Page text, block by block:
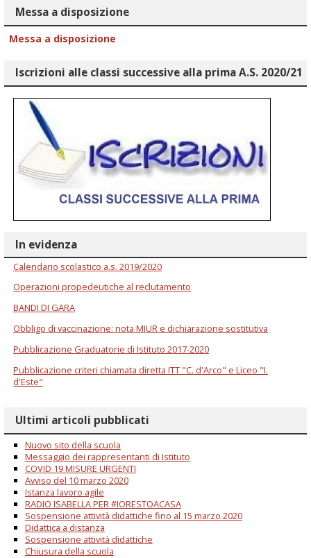
Messa a disposizione
Messa a disposizione
Iscrizioni alle classi successive alla prima A.S. 2020/21
In evidenza
Calendario scolastico a.s. 2019/2020
Operazioni propedeutiche al reclutamento
BANDI DI GARA
Obbligo di vaccinazione: nota MIUR e dichiarazione sostitutiva
Pubblicazione Graduatorie di Istituto 2017-2020
Pubblicazione criteri chiamata diretta ITT "C. d'Arco" e Liceo "I.
d'Este"
Ultimi articoli pubblicati
Nuovo sito della scuola
Messaggio dei rappresentanti di Istituto
COVID 19 MISURE URGENTI
Avviso del 10 marzo 2020
Istanza lavoro agile
RADIO ISABELLA PER #IORESTOACASA
Sospensione attività didattiche fino al 15 marzo 2020
Didattica a distanza
Sospensione attività didattiche
Chiusura della scuola